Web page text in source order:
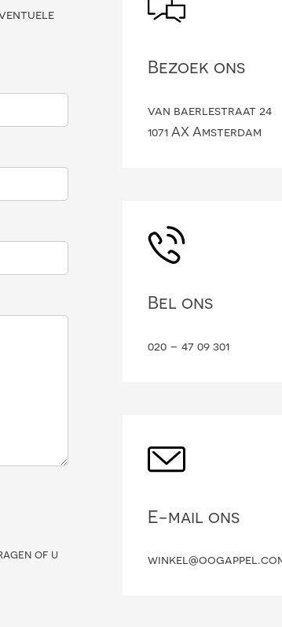
of u
Bezoek ons
van baerlestraat 24
1071 AX Amsterdam
Bel ons
020 – 47 09 301
E-mail ons